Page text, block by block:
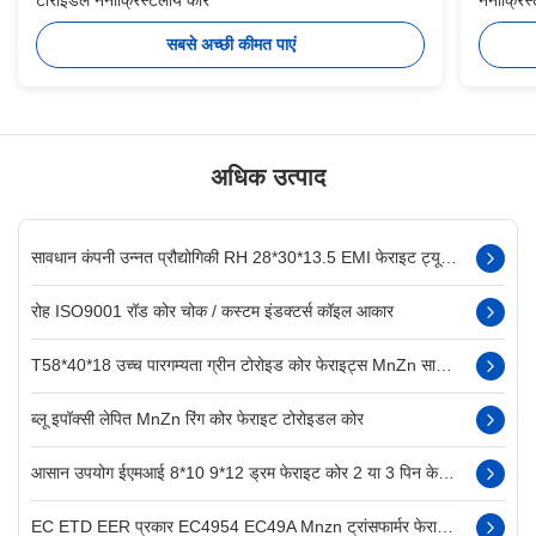
सबसे अच्छी कीमत पाएं
अधिक उत्पाद
सावधान कंपनी उन्नत प्रौद्योगिकी RH 28*30*13.5 EMI फेराइट ट्यूब NiZn केबल के लिए सामग्री टोरोइडल फेराइट कोर
रोह ISO9001 रॉड कोर चोक / कस्टम इंडक्टर्स कॉइल आकार
T58*40*18 उच्च पारगम्यता ग्रीन टोरोइड कोर फेराइट्स MnZn सामग्री
ब्लू इपॉक्सी लेपित MnZn रिंग कोर फेराइट टोरोइडल कोर
आसान उपयोग ईएमआई 8*10 9*12 ड्रम फेराइट कोर 2 या 3 पिन के साथ
EC ETD EER प्रकार EC4954 EC49A Mnzn ट्रांसफार्मर फेराइट कोर कार्टन पैकेज प्रकार